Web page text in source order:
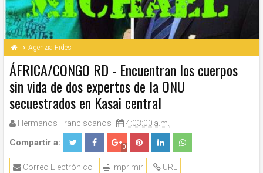
Agenzia Fides
ÁFRICA/CONGO RD - Encuentran los cuerpos
sin vida de dos expertos de la ONU
secuestrados en Kasai central
Hermanos Franciscanos 4:03:00 a.m.
Compartir a: 0
URL
Imprimir
Correo Electrónico